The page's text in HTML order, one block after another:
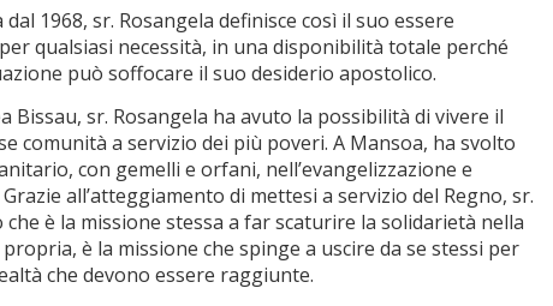
1968, sr. Rosangela definisce così il suo essere
qualsiasi necessità, in una disponibilità totale perché
può soffocare il suo desiderio apostolico.
Bissau, sr. Rosangela ha avuto la possibilità di vivere il
comunità a servizio dei più poveri. A Mansoa, ha svolto
con gemelli e orfani, nell’evangelizzazione e
all’atteggiamento di mettesi a servizio del Regno, sr.
è la missione stessa a far scaturire la solidarietà nella
è la missione che spinge a uscire da se stessi per
che devono essere raggiunte.